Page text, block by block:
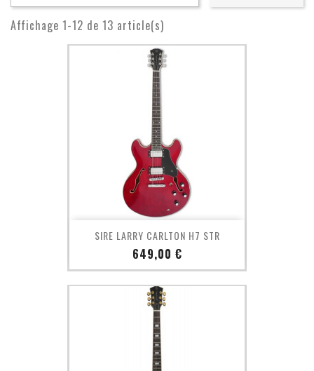
Affichage 1-12 de 13 article(s)
SIRE LARRY CARLTON H7 STR
Prix
649,00 €